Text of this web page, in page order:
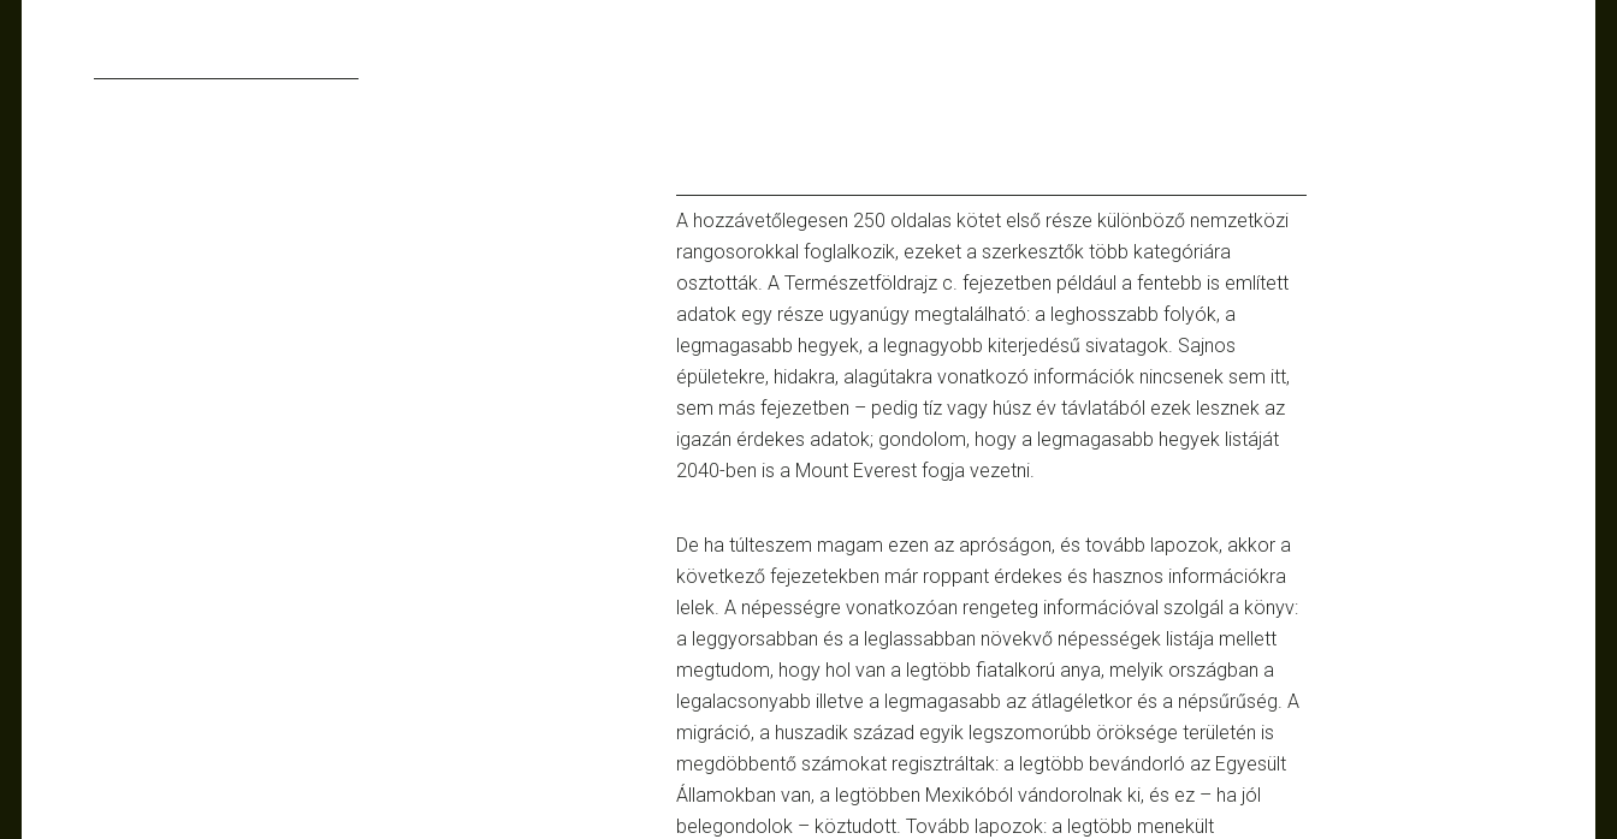
A hozzávetőlegesen 250 oldalas kötet első része különböző nemzetközi
rangosorokkal foglalkozik, ezeket a szerkesztők több kategóriára
osztották. A Természetföldrajz c. fejezetben például a fentebb is említett
adatok egy része ugyanúgy megtalálható: a leghosszabb folyók, a
legmagasabb hegyek, a legnagyobb kiterjedésű sivatagok. Sajnos
épületekre, hidakra, alagútakra vonatkozó információk nincsenek sem itt,
sem más fejezetben – pedig tíz vagy húsz év távlatából ezek lesznek az
igazán érdekes adatok; gondolom, hogy a legmagasabb hegyek listáját
2040-ben is a Mount Everest fogja vezetni.
De ha túlteszem magam ezen az apróságon, és tovább lapozok, akkor a
következő fejezetekben már roppant érdekes és hasznos információkra
lelek. A népességre vonatkozóan rengeteg információval szolgál a könyv:
a leggyorsabban és a leglassabban növekvő népességek listája mellett
megtudom, hogy hol van a legtöbb fiatalkorú anya, melyik országban a
legalacsonyabb illetve a legmagasabb az átlagéletkor és a népsűrűség. A
migráció, a huszadik század egyik legszomorúbb öröksége területén is
megdöbbentő számokat regisztráltak: a legtöbb bevándorló az Egyesült
Államokban van, a legtöbben Mexikóból vándorolnak ki, és ez – ha jól
belegondolok – köztudott. Tovább lapozok: a legtöbb menekült